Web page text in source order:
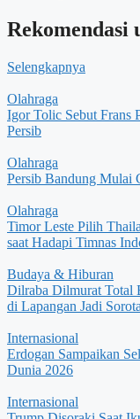
Rekomendasi
Selengkapnya
Olahraga
Igor Tolic Sebut Frans
Persib
Olahraga
Persib Bandung Mulai
Olahraga
Timor Leste Pilih
saat Hadapi Timnas
Budaya & Hiburan
Dilraba Dilmurat Total
di Lapangan Jadi
Internasional
Erdogan Sampaikan
Dunia 2026
Internasional